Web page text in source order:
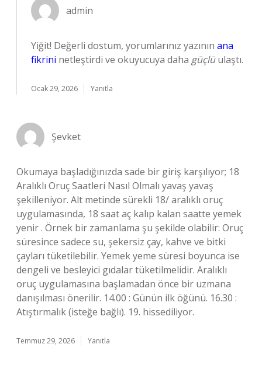
admin
Yiğit! Değerli dostum, yorumlarınız yazının ana
fikrini netleştirdi ve okuyucuya daha güçlüulaştı.
Ocak 29, 2026 Yanıtla
Şevket
Okumaya başladığınızda sade bir giriş karşılıyor; 18
Aralıklı Oruç Saatleri Nasıl Olmalı yavaş yavaş
şekilleniyor. Alt metinde sürekli 18/ aralıklı oruç
uygulamasında, 18 saat aç kalıp kalan saatte yemek
yenir . Örnek bir zamanlama şu şekilde olabilir: Oruç
süresince sadece su, şekersiz çay, kahve ve bitki
çayları tüketilebilir. Yemek yeme süresi boyunca ise
dengeli ve besleyici gıdalar tüketilmelidir. Aralıklı
oruç uygulamasına başlamadan önce bir uzmana
danışılması önerilir. 14.00 : Günün ilk öğünü. 16.30 :
Atıştırmalık (isteğe bağlı). 19. hissediliyor.
Temmuz 29, 2026 Yanıtla